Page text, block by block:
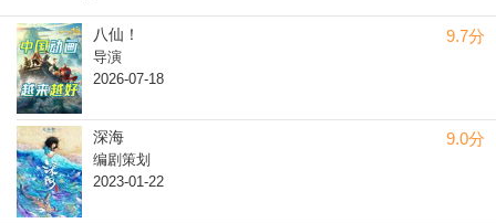
9.7分
八仙！
导演
2026-07-18
9.0分
深海
编剧策划
2023-01-22